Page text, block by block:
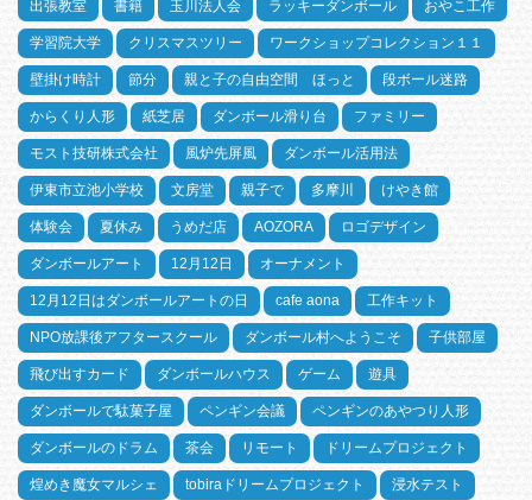
出張教室 書籍 玉川法人会 ラッキーダンボール おやこ工作
学習院大学 クリスマスツリー ワークショップコレクション１１
壁掛け時計 節分 親と子の自由空間 ほっと 段ボール迷路
からくり人形 紙芝居 ダンボール滑り台 ファミリー
モスト技研株式会社 風炉先屏風 ダンボール活用法
伊東市立池小学校 文房堂 親子で 多摩川 けやき館
体験会 夏休み うめだ店 AOZORA ロゴデザイン
ダンボールアート 12月12日 オーナメント
12月12日はダンボールアートの日 cafe aona 工作キット
NPO放課後アフタースクール ダンボール村へようこそ 子供部屋
飛び出すカード ダンボールハウス ゲーム 遊具
ダンボールで駄菓子屋 ペンギン会議 ペンギンのあやつり人形
ダンボールのドラム 茶会 リモート ドリームプロジェクト
煌めき魔女マルシェ tobiraドリームプロジェクト 浸水テスト